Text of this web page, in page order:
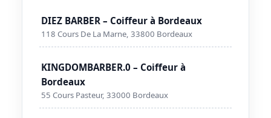
DIEZ BARBER – Coiffeur à Bordeaux
118 Cours De La Marne, 33800 Bordeaux
KINGDOMBARBER.0 – Coiffeur à
Bordeaux
55 Cours Pasteur, 33000 Bordeaux